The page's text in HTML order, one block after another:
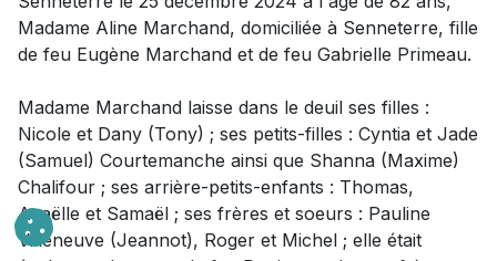
Madame Aline Marchand, domiciliée à Senneterre, fille
de feu Eugène Marchand et de feu Gabrielle Primeau.
Madame Marchand laisse dans le deuil ses filles :
Nicole et Dany (Tony) ; ses petits-filles : Cyntia et Jade
(Samuel) Courtemanche ainsi que Shanna (Maxime)
Chalifour ; ses arrière-petits-enfants : Thomas,
Azaëlle et Samaël ; ses frères et soeurs : Pauline
Villeneuve (Jeannot), Roger et Michel ; elle était